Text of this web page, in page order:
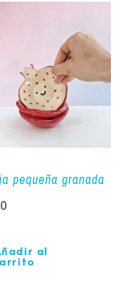
pequeña granada
al